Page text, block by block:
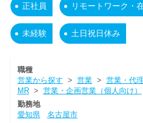
正社員 リモートワーク・
未経験 土日祝日休み
職種
営業から探す > 営業> 営業・代
MR> 営業・企画営業（個人向け）
勤務地
愛知県
名古屋市